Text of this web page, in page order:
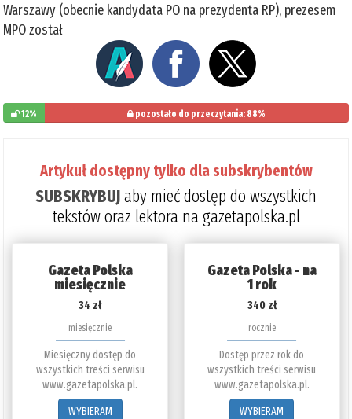
Warszawy (obecnie kandydata PO na prezydenta RP), prezesem
MPO został
12% pozostało do przeczytania: 88%
Artykuł dostępny tylko dla subskrybentów
SUBSKRYBUJaby mieć dostęp do wszystkich
tekstów oraz lektora na gazetapolska.pl
Gazeta Polska
miesięcznie
34 zł
miesięcznie
Miesięczny dostęp do
wszystkich treści serwisu
www.gazetapolska.pl.
WYBIERAM
Gazeta Polska - na
1 rok
340 zł
rocznie
Dostęp przez rok do
wszystkich treści serwisu
www.gazetapolska.pl.
WYBIERAM